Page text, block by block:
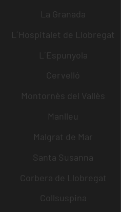
La Granada
L´Hospitalet de Llobregat
L´Espunyola
Cervelló
Montornès del Vallès
Manlleu
Malgrat de Mar
Santa Susanna
Corbera de Llobregat
Collsuspina